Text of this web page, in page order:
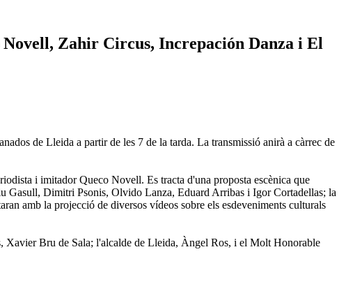
Zahir Circus, Increpación Danza i El
de Lleida a partir de les 7 de la tarda. La transmissió anirà a càrrec de
i imitador Queco Novell. Es tracta d'una proposta escènica que
Gasull, Dimitri Psonis, Olvido Lanza, Eduard Arribas i Igor Cortadellas; la
amb la projecció de diversos vídeos sobre els esdeveniments culturals
Xavier Bru de Sala; l'alcalde de Lleida, Àngel Ros, i el Molt Honorable